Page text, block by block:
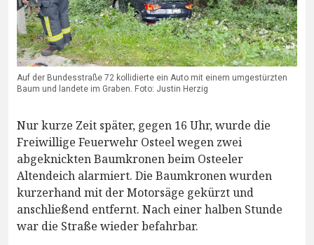
Auf der Bundesstraße 72 kollidierte ein Auto mit einem umgestürzten
Baum und landete im Graben. Foto: Justin Herzig
Nur kurze Zeit später, gegen 16 Uhr, wurde die
Freiwillige Feuerwehr Osteel wegen zwei
abgeknickten Baumkronen beim Osteeler
Altendeich alarmiert. Die Baumkronen wurden
kurzerhand mit der Motorsäge gekürzt und
anschließend entfernt. Nach einer halben Stunde
war die Straße wieder befahrbar.